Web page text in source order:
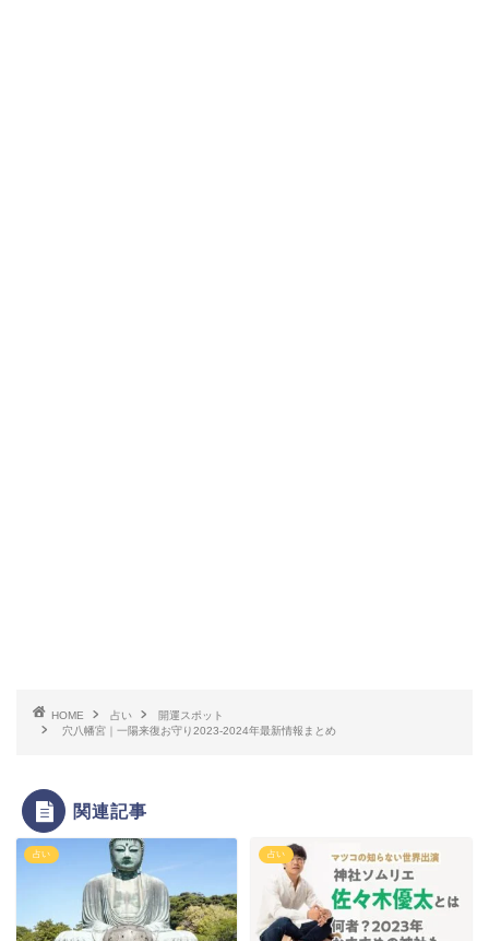
HOME 占い
開運スポット
穴八幡宮｜一陽来復お守り2023-2024年最新情報まとめ
関連記事
占い 占い